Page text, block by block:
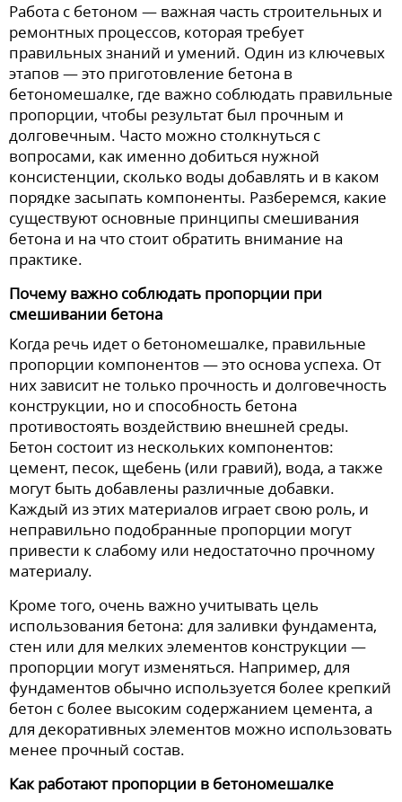
Работа с бетоном — важная часть строительных и
ремонтных процессов, которая требует
правильных знаний и умений. Один из ключевых
этапов — это приготовление бетона в
бетономешалке, где важно соблюдать правильные
пропорции, чтобы результат был прочным и
долговечным. Часто можно столкнуться с
вопросами, как именно добиться нужной
консистенции, сколько воды добавлять и в каком
порядке засыпать компоненты. Разберемся, какие
существуют основные принципы смешивания
бетона и на что стоит обратить внимание на
практике.
Почему важно соблюдать пропорции при
смешивании бетона
Когда речь идет о бетономешалке, правильные
пропорции компонентов — это основа успеха. От
них зависит не только прочность и долговечность
конструкции, но и способность бетона
противостоять воздействию внешней среды.
Бетон состоит из нескольких компонентов:
цемент, песок, щебень (или гравий), вода, а также
могут быть добавлены различные добавки.
Каждый из этих материалов играет свою роль, и
неправильно подобранные пропорции могут
привести к слабому или недостаточно прочному
материалу.
Кроме того, очень важно учитывать цель
использования бетона: для заливки фундамента,
стен или для мелких элементов конструкции —
пропорции могут изменяться. Например, для
фундаментов обычно используется более крепкий
бетон с более высоким содержанием цемента, а
для декоративных элементов можно использовать
менее прочный состав.
Как работают пропорции в бетономешалке